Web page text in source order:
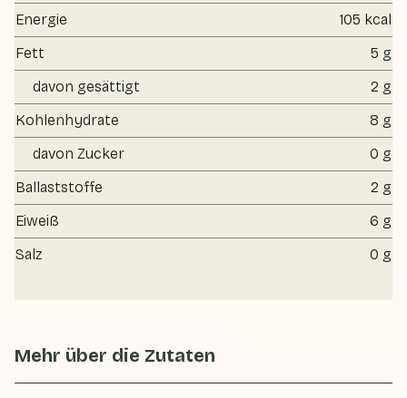
Energie
105 kcal
Fett
5 g
davon gesättigt
2 g
Kohlenhydrate
8 g
davon Zucker
0 g
Ballaststoffe
2 g
Eiweiß
6 g
Salz
0 g
Mehr über die Zutaten